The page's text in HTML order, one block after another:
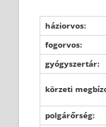
háziorvos:
fogorvos:
gyógyszertár:
körzeti
polgárőrség: